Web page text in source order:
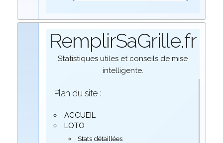
RemplirSaGrille.fr
Statistiques utiles et conseils de mise
intelligente.
Plan du site :
ACCUEIL
LOTO
Stats détaillées